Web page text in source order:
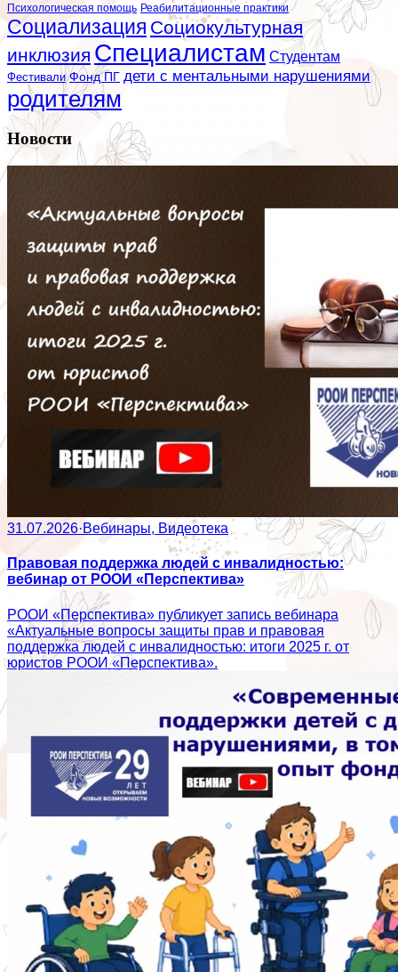
Психологическая помощь Реабилитационные практики
Социализация Социокультурная
инклюзия Специалистам Студентам
Фестивали Фонд ПГ дети с ментальными нарушениями
родителям
Новости
31.07.2026·Вебинары, Видеотека
Правовая поддержка людей с инвалидностью:
вебинар от РООИ «Перспектива»
РООИ «Перспектива» публикует запись вебинара
«Актуальные вопросы защиты прав и правовая
поддержка людей с инвалидностью: итоги 2025 г. от
юристов РООИ «Перспектива».